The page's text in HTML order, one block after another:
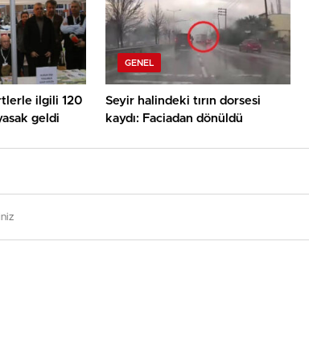
ilgili 120
geldi
GENEL
Seyir halindeki tırın dorsesi
kaydı: Faciadan dönüldü